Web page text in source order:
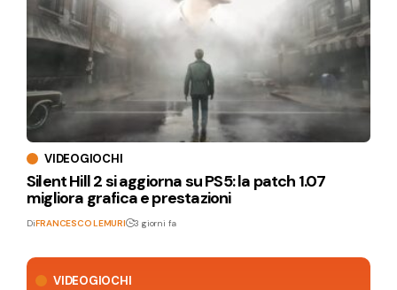
VIDEOGIOCHI
VIDEOGIOCHI
Silent Hill 2 si aggiorna su PS5: la patch 1.07
migliora grafica e prestazioni
DiFRANCESCO LEMURI 3 giorni fa